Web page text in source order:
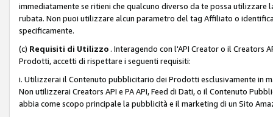
immediatamente se ritieni che qualcuno diverso da te possa
rubata. Non puoi utilizzare alcun parametro del tag Affiliato o
specificamente.
(c) Requisiti di Utilizzo . Interagendo con l'API Creator o il Creators
Prodotti, accetti di rispettare i seguenti requisiti:
i. Utilizzerai il Contenuto pubblicitario dei Prodotti esclusivamente in
Non utilizzerai Creators API e PA API, Feed di Dati, o il Contenuto
abbia come scopo principale la pubblicità e il marketing di un Sito